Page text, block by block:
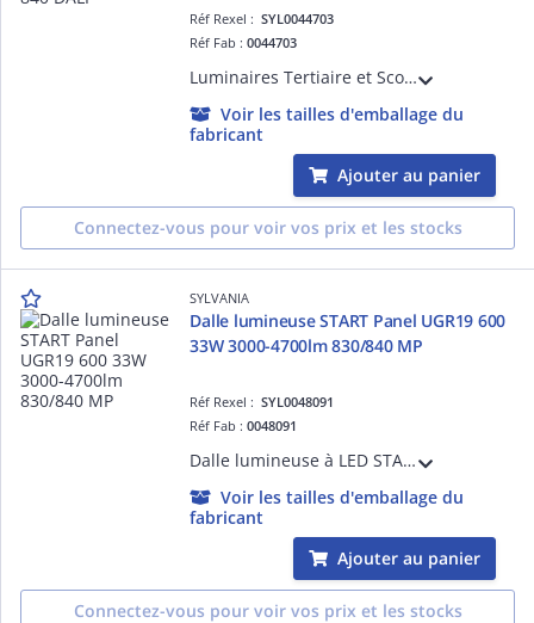
Réf Rexel :SYL0044703
Réf Fab :0044703
Luminaires Tertiaire et Scolaire - QUADRO Dalle lumineuse architecturale à encastrer UGR16 600 36W 4650Lm 840 DALI
Voir les tailles d'emballage du
fabricant
Ajouter au panier
Connectez-vous pour voir vos prix et les stocks
SYLVANIA
Dalle lumineuse START Panel UGR19 600
33W 3000-4700lm 830/840 MP
Réf Rexel :SYL0048091
Réf Fab :0048091
Dalle lumineuse à LED START Panel 600x600 - UGR19 - 33W - 3000 à 4700lm - IRC80 - 3000/4000K - Efficacité lumineuse 142 lm/W - SDCM3 - Indice de protection IP40 / IK03 - Version MultiPower
Voir les tailles d'emballage du
fabricant
Ajouter au panier
Connectez-vous pour voir vos prix et les stocks